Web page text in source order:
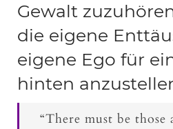
Gewalt
die eigene
eigene Ego für
hinten
“There must be